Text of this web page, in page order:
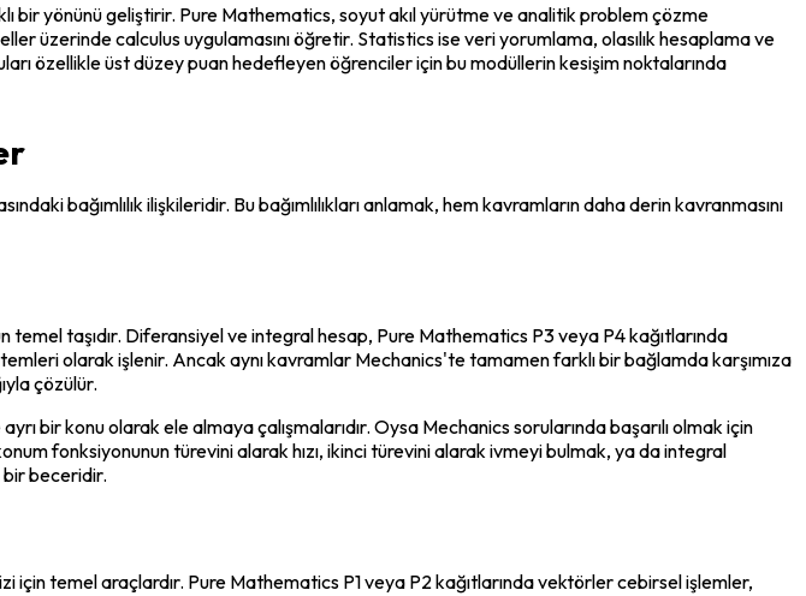
bir yönünü geliştirir. Pure Mathematics, soyut akıl yürütme ve analitik problem çözme
üzerinde calculus uygulamasını öğretir. Statistics ise veri yorumlama, olasılık hesaplama ve
özellikle üst düzey puan hedefleyen öğrenciler için bu modüllerin kesişim noktalarında
bağımlılık ilişkileridir. Bu bağımlılıkları anlamak, hem kavramların daha derin kavranmasını
taşıdır. Diferansiyel ve integral hesap, Pure Mathematics P3 veya P4 kağıtlarında
olarak işlenir. Ancak aynı kavramlar Mechanics'te tamamen farklı bir bağlamda karşımıza
çözülür.
bir konu olarak ele almaya çalışmalarıdır. Oysa Mechanics sorularında başarılı olmak için
fonksiyonunun türevini alarak hızı, ikinci türevini alarak ivmeyi bulmak, ya da integral
bir beceridir.
temel araçlardır. Pure Mathematics P1 veya P2 kağıtlarında vektörler cebirsel işlemler,